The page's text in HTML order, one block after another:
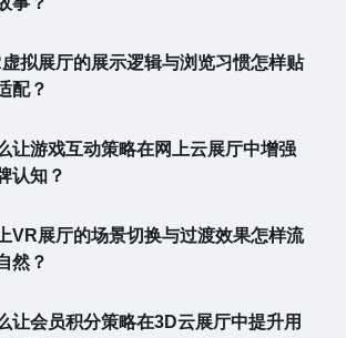
拟展厅的展示逻辑与浏览习惯怎样贴
配？
让游戏互动策略在网上云展厅中增强
认知？
VR展厅的场景切换与过渡效果怎样流
然？
让会员积分策略在3D云展厅中提升用